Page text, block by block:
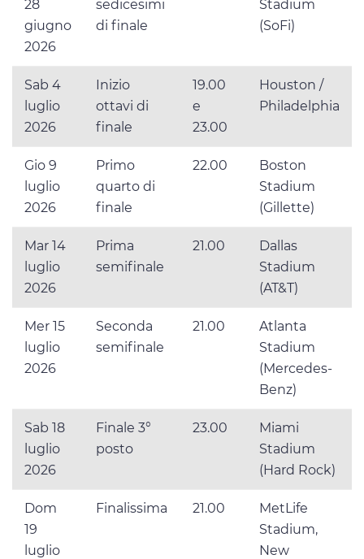
28
giugno
2026
sedicesimi
di finale
Stadium
(SoFi)
Sab 4
luglio
2026
Inizio
ottavi di
finale
19.00
e
23.00
Houston /
Philadelphia
Gio 9
luglio
2026
Primo
quarto di
finale
22.00
Boston
Stadium
(Gillette)
Mar 14
luglio
2026
Prima
semifinale
21.00
Dallas
Stadium
(AT&T)
Mer 15
luglio
2026
Seconda
semifinale
21.00
Atlanta
Stadium
(Mercedes-
Benz)
Sab 18
luglio
2026
Finale 3°
posto
23.00
Miami
Stadium
(Hard Rock)
Dom
19
luglio
Finalissima 21.00
MetLife
Stadium,
New